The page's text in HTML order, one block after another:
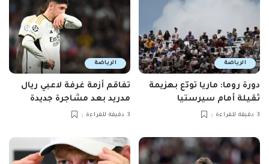
الرياضة
دورة روما: ماريا تودّع بهزيمة
ثقيلة أمام سيرستيا
3 دقيقة للقراءة
الرياضة
تفاقم أزمة غرفة لاعبي ريال
مدريد بعد مشاجرة جديدة
3 دقيقة للقراءة